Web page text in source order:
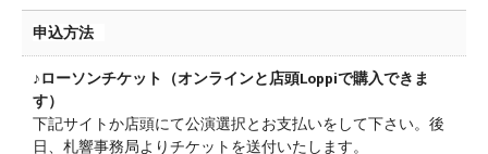
申込方法
♪ローソンチケット（オンラインと店頭Loppiで購入できま
す）
下記サイトか店頭にて公演選択とお支払いをして下さい。後
日、札響事務局よりチケットを送付いたします。